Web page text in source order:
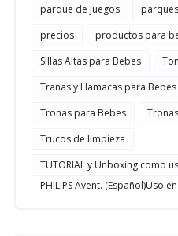
parque de juegos
precios
productos para
Sillas Altas para Bebes
Tranas y Hamacas para Bebés
Tronas para Bebes
Trucos de limpieza
TUTORIAL y Unboxing como
PHILIPS Avent. (Español)Uso